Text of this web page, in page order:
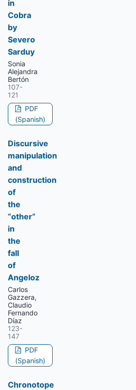
in
Cobra
by
Severo
Sarduy
Sonia
Alejandra
Bertón
107-
121
PDF
(Spanish)
Discursive
manipulation
and
construction
of
the
“other”
in
the
fall
of
Angeloz
Carlos
Gazzera,
Claudio
Fernando
Díaz
123-
147
PDF
(Spanish)
Chronotope